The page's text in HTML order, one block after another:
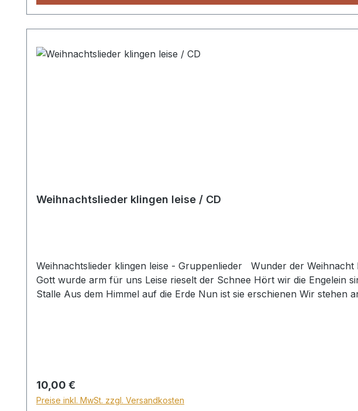
Weihnachtslieder klingen leise / CD
Weihnachtslieder klingen leise - Gruppenlieder Wunder der Weihnacht Rauschet ihr Töne Weihnacht heißt nach Hause kommen Fest des Lichts Stille Nacht
Gott wurde arm für uns Leise rieselt der Schnee Hört wir die Engelein
Regulärer Preis:
10,00 €
Preise inkl. MwSt. zzgl. Versandkosten